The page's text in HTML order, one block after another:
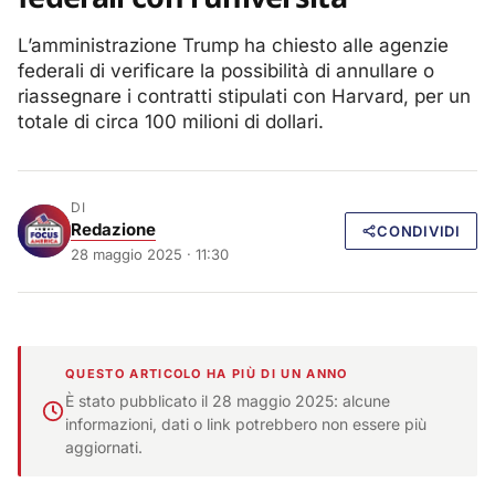
L’amministrazione Trump ha chiesto alle agenzie
federali di verificare la possibilità di annullare o
riassegnare i contratti stipulati con Harvard, per un
totale di circa 100 milioni di dollari.
DI
Redazione
28 maggio 2025 · 11:30
CONDIVIDI
QUESTO ARTICOLO HA PIÙ DI UN ANNO
È stato pubblicato il 28 maggio 2025: alcune
informazioni, dati o link potrebbero non essere più
aggiornati.